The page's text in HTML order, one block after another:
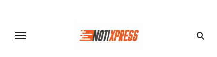
contenido